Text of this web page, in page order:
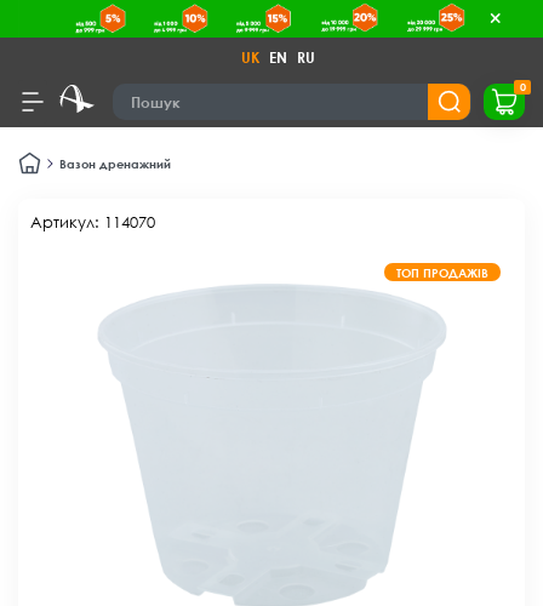
UK EN RU
0
Вазон дренажний
Артикул: 114070
ТОП ПРОДАЖІВ